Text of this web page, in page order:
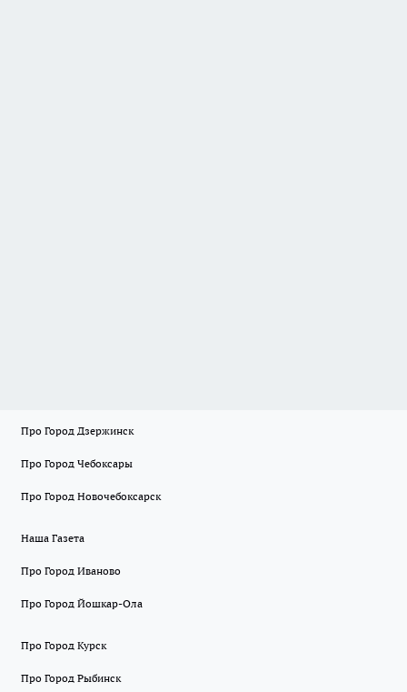
Про Город Дзержинск
Про Город Чебоксары
Про Город Новочебоксарск
Наша Газета
Про Город Иваново
Про Город Йошкар-Ола
Про Город Курск
Про Город Рыбинск